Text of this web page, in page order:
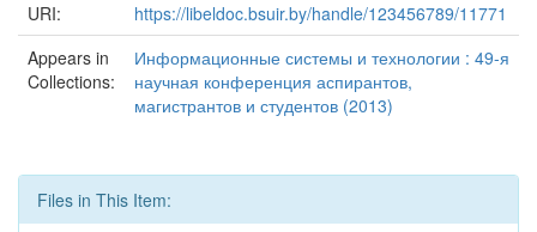
URI:
https://libeldoc.bsuir.by/handle/123456789/11771
Appears in
Collections:
Информационные системы и технологии : 49-я
научная конференция аспирантов,
магистрантов и студентов (2013)
Files in This Item: